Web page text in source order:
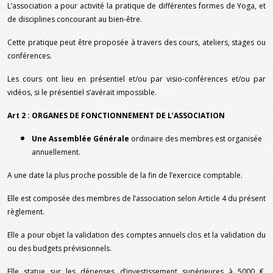
L’association a pour activité la pratique de différentes formes de Yoga, et
de disciplines concourant au bien-être.
Cette pratique peut être proposée à travers des cours, ateliers, stages ou
conférences.
Les cours ont lieu en présentiel et/ou par visio-conférences et/ou par
vidéos, si le présentiel s’avérait impossible.
Art 2 : ORGANES DE FONCTIONNEMENT DE L’ASSOCIATION
Une Assemblée Générale ordinaire des membres est organisée
annuellement.
A une date la plus proche possible de la fin de l’exercice comptable.
Elle est composée des membres de l’association selon Article 4 du présent
règlement.
Elle a pour objet la validation des comptes annuels clos et la validation du
ou des budgets prévisionnels.